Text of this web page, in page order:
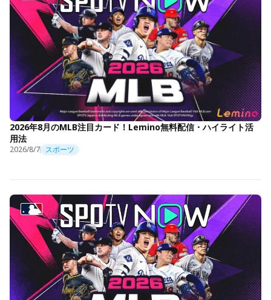
2026年8月のMLB注目カード！Lemino無料配信・ハイライト活
用法
2026/8/7 スポーツ